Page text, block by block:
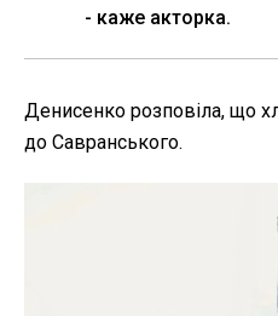
- каже акторка.
Денисенко розповіла, що
до Савранського.